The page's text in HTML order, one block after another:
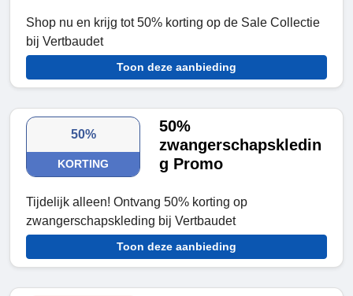
Shop nu en krijg tot 50% korting op de Sale Collectie
bij Vertbaudet
Toon deze aanbieding
50%
KORTING
50%
zwangerschapskledin
g Promo
Tijdelijk alleen! Ontvang 50% korting op
zwangerschapskleding bij Vertbaudet
Toon deze aanbieding